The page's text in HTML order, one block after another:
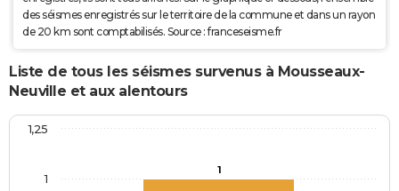
des séismes enregistrés sur le territoire de la commune et dans un rayon
de 20 km sont comptabilisés. Source : franceseisme.fr
Liste de tous les séismes survenus à Mousseaux-
Neuville et aux alentours
1
1
1,25